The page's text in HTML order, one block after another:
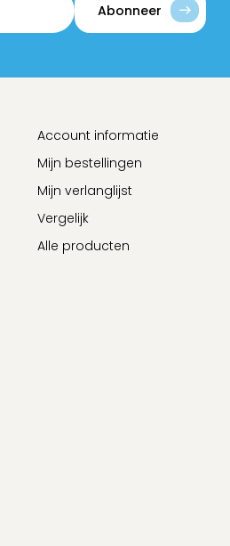
Abonneer
Account informatie
Mijn bestellingen
Mijn verlanglijst
Vergelijk
Alle producten